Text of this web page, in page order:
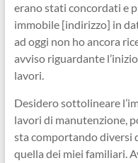
erano stati concordati e
immobile [indirizzo] in
ad oggi non ho ancora
avviso riguardante
lavori.
Desidero sottolineare
lavori di manutenzione,
sta comportando diversi
quella dei miei familiari.